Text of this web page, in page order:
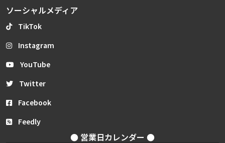
ソーシャルメディア
TikTok
Instagram
YouTube
Twitter
Facebook
Feedly
● 営業日カレンダー ●